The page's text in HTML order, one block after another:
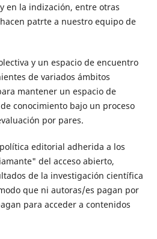
en la indización, entre otras
patrte a nuestro equipo de
y un espacio de encuentro
de variados ámbitos
mantener un espacio de
conocimiento bajo un proceso
por pares.
editorial adherida a los
del acceso abierto,
de la investigación científica
que ni autoras/es pagan por
para acceder a contenidos